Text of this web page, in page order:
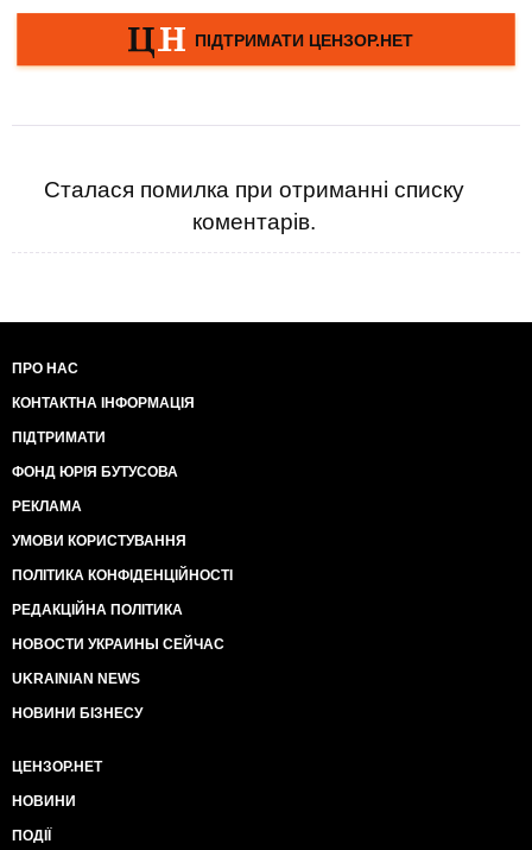
Сталася помилка при отриманні списку
коментарів.
ПРО НАС
КОНТАКТНА ІНФОРМАЦІЯ
ПІДТРИМАТИ
ФОНД ЮРІЯ БУТУСОВА
РЕКЛАМА
УМОВИ КОРИСТУВАННЯ
ПОЛІТИКА КОНФІДЕНЦІЙНОСТІ
РЕДАКЦІЙНА ПОЛІТИКА
НОВОСТИ УКРАИНЫ СЕЙЧАС
UKRAINIAN NEWS
НОВИНИ БІЗНЕСУ
ЦЕНЗОР.НЕТ
НОВИНИ
ПОДІЇ